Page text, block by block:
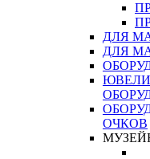
ДЛЯ
ДЛЯ
ОЧКОВ